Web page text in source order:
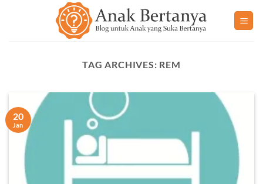
TAG ARCHIVES: REM
20
Jan